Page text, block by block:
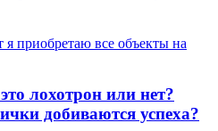
лохотрон или нет?
добиваются успеха?